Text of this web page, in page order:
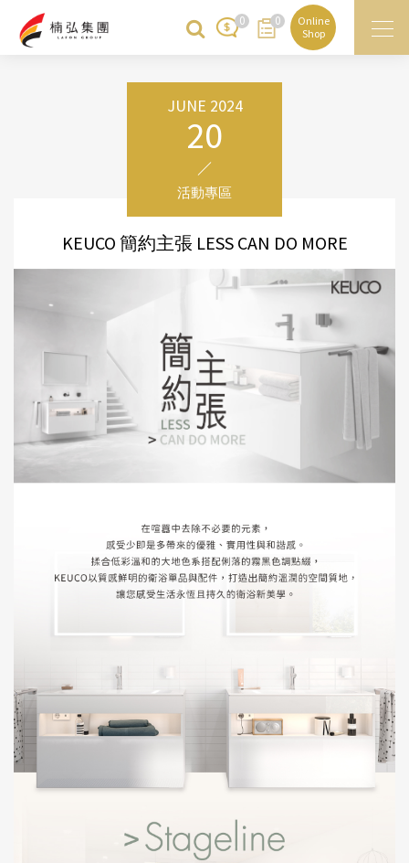
0 0
Online
Shop
JUNE 2024
20
活動專區
KEUCO 簡約主張 LESS CAN DO MORE